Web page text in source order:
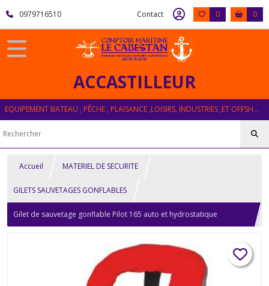
0979716510 Contact 0 0
ACCASTILLEUR
EQUIPEMENT BATEAU , PÊCHE , PLAISANCE ,LOISIRS, INDUSTRIES ,ET OFFSHORE
Accueil MATERIEL DE SECURITE
GILETS SAUVETAGES GONFLABLES
Gilet de sauvetage gonflable Pilot 165 auto et hydrostatique